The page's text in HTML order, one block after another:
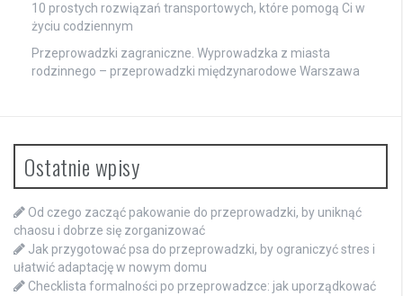
10 prostych rozwiązań transportowych, które pomogą Ci w
życiu codziennym
Przeprowadzki zagraniczne. Wyprowadzka z miasta
rodzinnego – przeprowadzki międzynarodowe Warszawa
Ostatnie wpisy
Od czego zacząć pakowanie do przeprowadzki, by uniknąć
chaosu i dobrze się zorganizować
Jak przygotować psa do przeprowadzki, by ograniczyć stres i
ułatwić adaptację w nowym domu
Checklista formalności po przeprowadzce: jak uporządkować